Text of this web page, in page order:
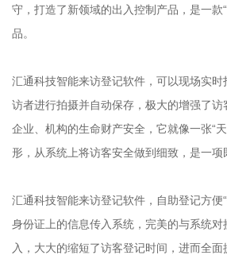
守，打造了新领域的出入控制产品，是一款
品。
汇通科技智能来访登记软件，可以现场实
访者进行拍摄并自动保存，极大的增强了访
企业、机构的生命财产安全，它就像一张“
形，从系统上将访客安全做到细致，是一项
汇通科技智能来访登记软件，自助登记方便
身份证上的信息传入系统，完美的与系统对
入，大大的缩短了访客登记时间，进而全